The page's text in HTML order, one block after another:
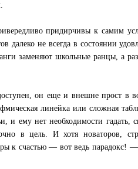
придирчивы к самим
далеко не всегда в состоянии
заменяют школьные ранцы, а
он еще и внешне прост в
линейка или сложная
и ему нет необходимости
в цель. И хотя новаторов,
к счастью — вот ведь парадокс!